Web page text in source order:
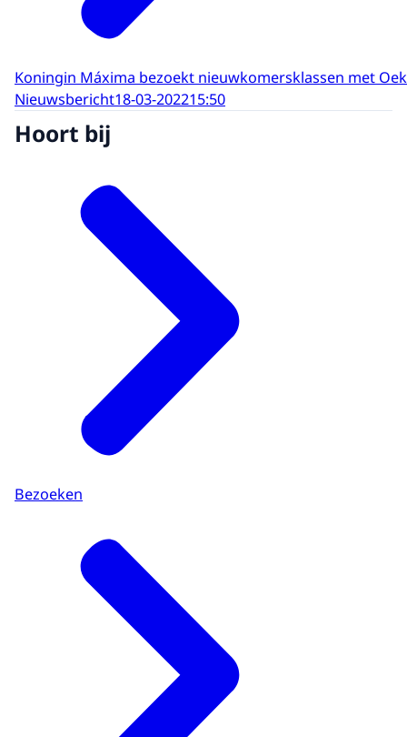
Koningin Máxima bezoekt nieuwkomersklassen met
Nieuwsbericht18-03-202215:50
Hoort bij
Bezoeken